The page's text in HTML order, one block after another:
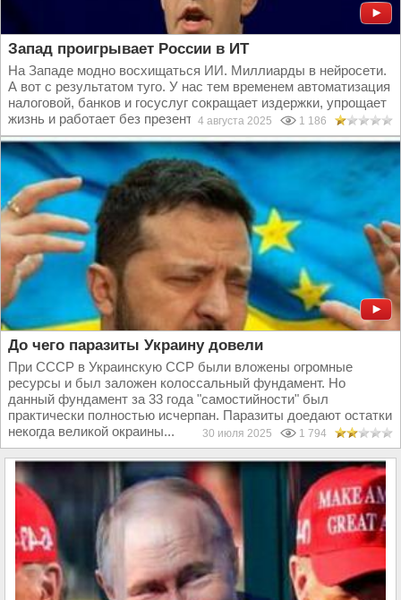
Запад проигрывает России в ИТ
На Западе модно восхищаться ИИ. Миллиарды в нейросети.
А вот с результатом туго. У нас тем временем автоматизация
налоговой, банков и госуслуг сокращает издержки, упрощает
жизнь и работает без презентаций на английском...
4 августа 2025 1 186
До чего паразиты Украину довели
При СССР в Украинскую ССР были вложены огромные
ресурсы и был заложен колоссальный фундамент. Но
данный фундамент за 33 года "самостийности" был
практически полностью исчерпан. Паразиты доедают остатки
некогда великой окраины...
30 июля 2025 1 794